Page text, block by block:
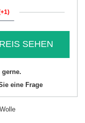
SEHEN
gerne.
eine Frage